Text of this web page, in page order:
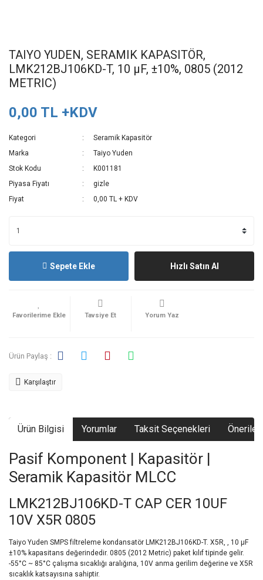
TAIYO YUDEN, SERAMIK KAPASITÖR,
LMK212BJ106KD-T, 10 µF, ±10%, 0805 (2012
METRIC)
0,00 TL +KDV
Kategori
Seramik Kapasitör
Marka
Taiyo Yuden
Stok Kodu
K001181
Piyasa Fiyatı
gizle
Fiyat
0,00 TL + KDV
Sepete Ekle Hızlı Satın Al
Tavsiye Et Yorum Yaz
Ürün Paylaş :
Karşılaştır
Ürün Bilgisi Yorumlar Taksit Seçenekleri
Pasif Komponent | Kapasitör |
Seramik Kapasitör MLCC
LMK212BJ106KD-T CAP CER 10UF
10V X5R 0805
Taiyo Yuden SMPS filtreleme kondansatör LMK212BJ106KD-T. X5R, , 10 µF
±10% kapasitans değerindedir. 0805 (2012 Metric) paket kılıf tipinde gelir.
-55°C ~ 85°C çalışma sıcaklığı aralığına, 10V anma gerilim değerine ve X5R
sıcaklık katsayısına sahiptir.